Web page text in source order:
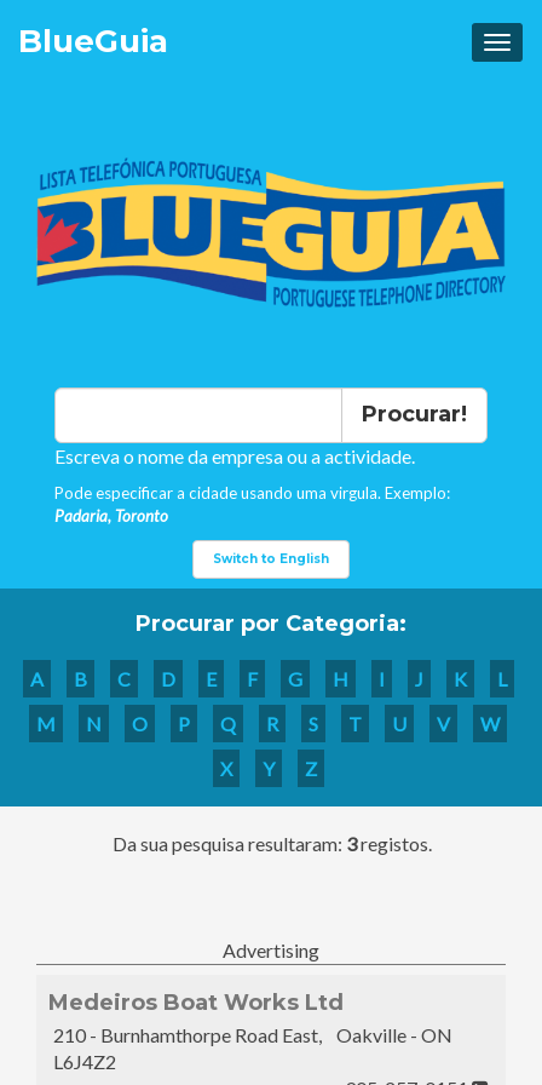
BlueGuia
Procurar!
Escreva o nome da empresa ou a actividade.
Pode especificar a cidade usando uma virgula. Exemplo:
Padaria, Toronto
Switch to English
Procurar por Categoria:
A B C D E F G H I J K
L
M
N O P Q R S T U V
W
X
Y Z
Da sua pesquisa resultaram: 3registos.
Advertising
Medeiros Boat Works Ltd
210 - Burnhamthorpe Road East, Oakville - ON
L6J4Z2